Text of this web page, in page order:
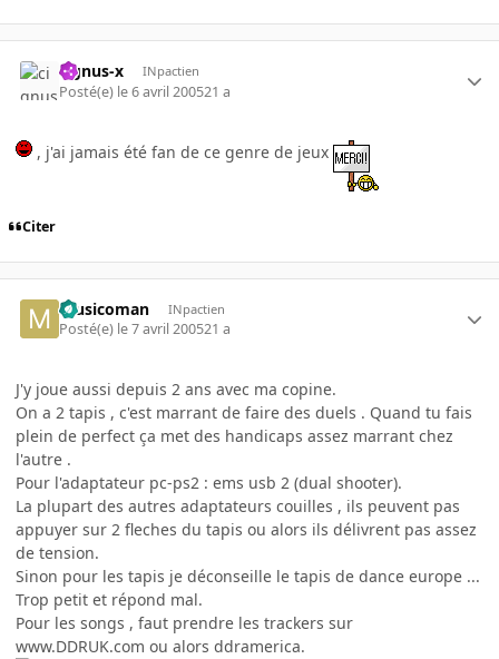
cignus-x INpactien
Posté(e) le 6 avril 200521 a
, j'ai jamais été fan de ce genre de jeux
Citer
musicoman INpactien
Posté(e) le 7 avril 200521 a
J'y joue aussi depuis 2 ans avec ma copine.
On a 2 tapis , c'est marrant de faire des duels . Quand tu fais
plein de perfect ça met des handicaps assez marrant chez
l'autre .
Pour l'adaptateur pc-ps2 : ems usb 2 (dual shooter).
La plupart des autres adaptateurs couilles , ils peuvent pas
appuyer sur 2 fleches du tapis ou alors ils délivrent pas assez
de tension.
Sinon pour les tapis je déconseille le tapis de dance europe ...
Trop petit et répond mal.
Pour les songs , faut prendre les trackers sur
www.DDRUK.com ou alors ddramerica.